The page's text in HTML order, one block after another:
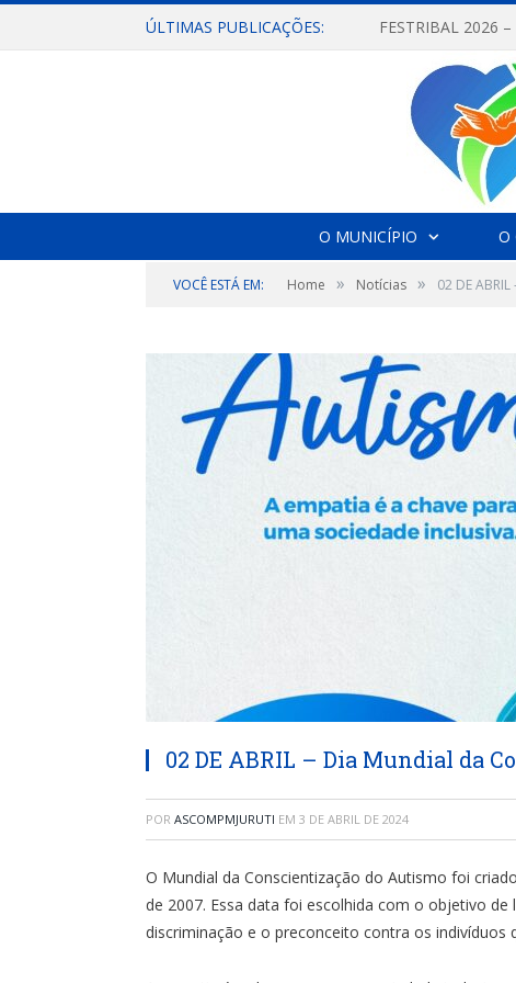
ÚLTIMAS PUBLICAÇÕES:
O MUNICÍPIO O
VOCÊ ESTÁ EM: Home » Notícias » 02 DE
02 DE ABRIL – Dia Mundial da
POR ASCOMPMJURUTI EM 3 DE ABRIL DE 2024
O Mundial da Conscientização do Autismo foi
de 2007. Essa data foi escolhida com o objetivo
discriminação e o preconceito contra os indivíduos